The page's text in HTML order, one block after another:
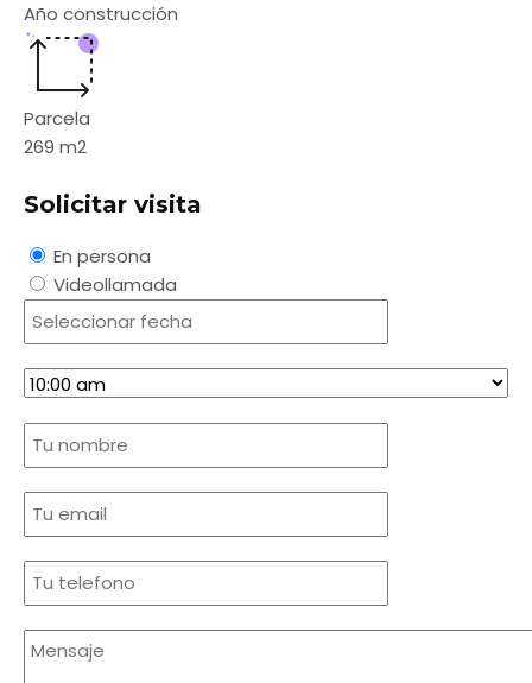
Año construcción
Parcela
269 m2
Solicitar visita
En persona
Videollamada